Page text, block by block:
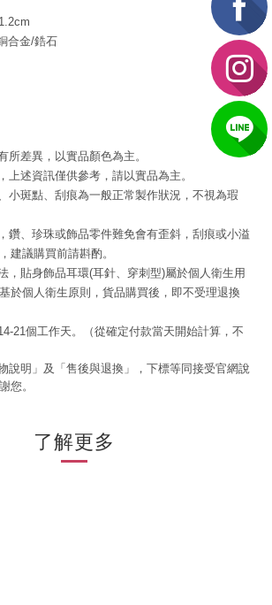
合金/鋯石
所差異，以實品顏色為主。
上述資訊僅供參考，請以實品為主。
小斑點、刮痕為一般正常製作狀況，不視為瑕
鑽、珍珠或飾品零件難免會有歪斜，刮痕或小溢
建議購買前請斟酌。
，貼身飾品耳環(耳針、穿刺型)屬於個人衛生用
於個人衛生原則，貨品購買後，即不受理退換
21個工作天。（從確定付款當天開始計算，不
說明」及「售後與退換」，下標等同接受官網說
您。
了解更多